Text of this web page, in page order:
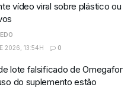
vídeo viral sobre plástico ou
2026, 13:54H
0
lote falsificado de Omegafor
do suplemento estão